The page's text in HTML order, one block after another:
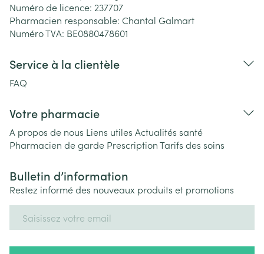
Numéro de licence: 237707
Pharmacien responsable: Chantal Galmart
Numéro TVA: BE0880478601
Service à la clientèle
FAQ
Votre pharmacie
A propos de nous Liens utiles Actualités santé
Pharmacien de garde PrescriptionTarifs des soins
Bulletin d’information
Restez informé des nouveaux produits et promotions